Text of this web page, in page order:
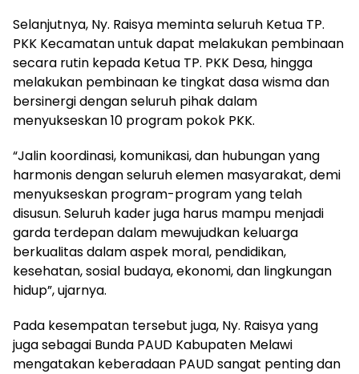
Selanjutnya, Ny. Raisya meminta seluruh Ketua TP.
PKK Kecamatan untuk dapat melakukan pembinaan
secara rutin kepada Ketua TP. PKK Desa, hingga
melakukan pembinaan ke tingkat dasa wisma dan
bersinergi dengan seluruh pihak dalam
menyukseskan 10 program pokok PKK.
“Jalin koordinasi, komunikasi, dan hubungan yang
harmonis dengan seluruh elemen masyarakat, demi
menyukseskan program-program yang telah
disusun. Seluruh kader juga harus mampu menjadi
garda terdepan dalam mewujudkan keluarga
berkualitas dalam aspek moral, pendidikan,
kesehatan, sosial budaya, ekonomi, dan lingkungan
hidup”, ujarnya.
Pada kesempatan tersebut juga, Ny. Raisya yang
juga sebagai Bunda PAUD Kabupaten Melawi
mengatakan keberadaan PAUD sangat penting dan